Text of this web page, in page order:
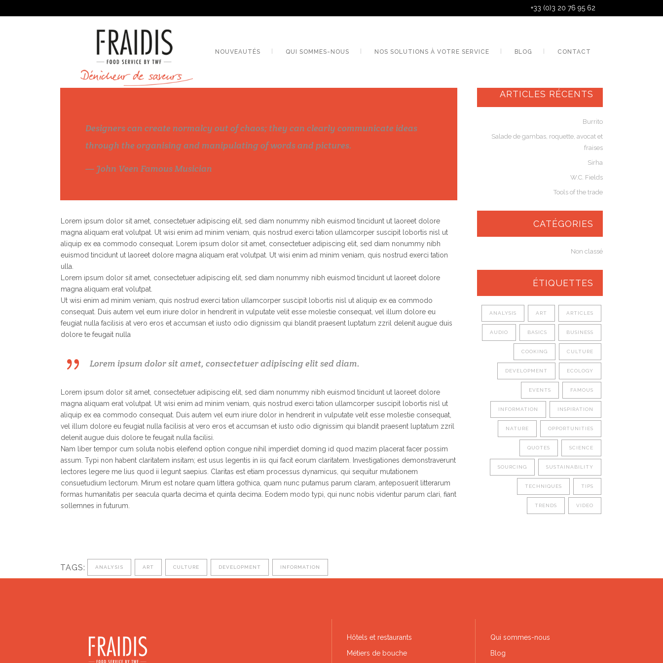
+33 (0)3 20 76 95 62
NOUVEAUTÉS QUI SOMMES-NOUS NOS SOLUTIONS À VOTRE SERVICE BLOG CONTACT
Designers can create normalcy out of chaos; they can clearly communicate ideas
through the organising and manipulating of words and pictures.
— John Veen Famous Musician
Lorem ipsum dolor sit amet, consectetuer adipiscing elit, sed diam nonummy nibh euismod tincidunt ut laoreet dolore
magna aliquam erat volutpat. Ut wisi enim ad minim veniam, quis nostrud exerci tation ullamcorper suscipit lobortis nisl ut
aliquip ex ea commodo consequat.
Lorem ipsum dolor sit amet, consectetuer adipiscing elit, sed diam nonummy nibh
euismod tincidunt ut laoreet dolore magna aliquam erat volutpat. Ut wisi enim ad minim veniam, quis nostrud exerci tation
ulla.
Lorem ipsum dolor sit amet, consectetuer adipiscing elit, sed diam nonummy nibh euismod tincidunt ut laoreet dolore
magna aliquam erat volutpat.
Ut wisi enim ad minim veniam, quis nostrud exerci tation ullamcorper suscipit lobortis nisl ut aliquip ex ea commodo
consequat. Duis autem vel eum iriure dolor in hendrerit in vulputate velit esse molestie consequat, vel illum dolore eu
feugiat nulla facilisis at vero eros et accumsan et iusto odio dignissim qui blandit praesent luptatum zzril delenit augue duis
dolore te feugait nulla
Lorem ipsum dolor sit amet, consectetuer adipiscing elit sed diam.
Lorem ipsum dolor sit amet, consectetuer adipiscing elit, sed diam nonummy nibh euismod tincidunt ut laoreet dolore
magna aliquam erat volutpat. Ut wisi enim ad minim veniam, quis nostrud exerci tation ullamcorper suscipit lobortis nisl ut
aliquip ex ea commodo consequat. Duis autem vel eum iriure dolor in hendrerit in vulputate velit esse molestie consequat,
vel illum dolore eu feugiat nulla facilisis at vero eros et accumsan et iusto odio dignissim qui blandit praesent luptatum zzril
delenit augue duis dolore te feugait nulla facilisi.
Nam liber tempor cum soluta nobis eleifend option congue nihil imperdiet doming id quod mazim placerat facer possim
assum. Typi non habent claritatem insitam; est usus legentis in iis qui facit eorum claritatem. Investigationes demonstraverunt
lectores legere me lius quod ii legunt saepius. Claritas est etiam processus dynamicus, qui sequitur mutationem
consuetudium lectorum. Mirum est notare quam littera gothica, quam nunc putamus parum claram, anteposuerit litterarum
formas humanitatis per seacula quarta decima et quinta decima. Eodem modo typi, qui nunc nobis videntur parum clari, fiant
sollemnes in futurum.
TAGS: ANALYSIS ART CULTURE DEVELOPMENT INFORMATION
ARTICLES RÉCENTS
Burrito
Salade de gambas, roquette, avocat et
fraises
Sirha
W.C. Fields
Tools of the trade
CATÉGORIES
Non classé
ÉTIQUETTES
ANALYSIS ART ARTICLES
AUDIO BASICS BUSINESS
COOKING CULTURE
DEVELOPMENT ECOLOGY
EVENTS FAMOUS
INFORMATION INSPIRATION
NATURE OPPORTUNITIES
QUOTES SCIENCE
SOURCING SUSTAINABILITY
TECHNIQUES TIPS
TRENDS VIDEO
Hôtels et restaurants
Métiers de bouche
Qui sommes-nous
Blog